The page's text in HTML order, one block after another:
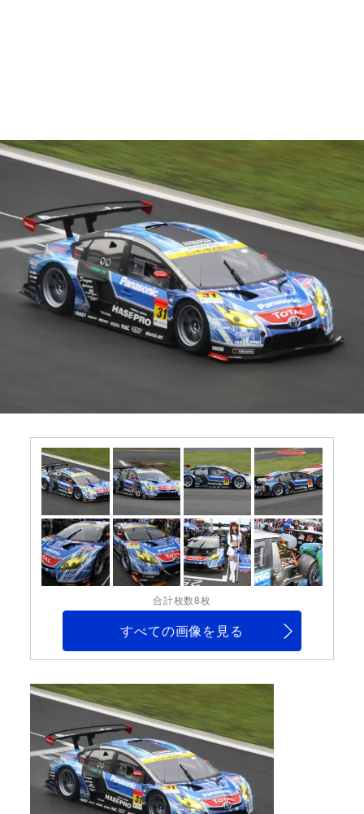
合計枚数8枚
すべての画像を見る